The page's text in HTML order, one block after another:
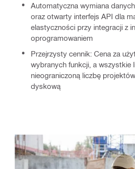
Automatyczna wymiana
oraz otwarty interfejs API dla
elastyczności przy integracji z
oprogramowaniem
Przejrzysty cennik: Cena za
wybranych funkcji, a wszystkie
nieograniczoną liczbę
dyskową